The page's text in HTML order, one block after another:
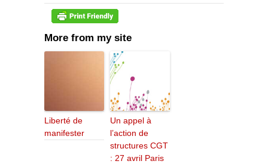
More from my site
Liberté de
manifester
Un appel à
l’action de
structures CGT
: 27 avril Paris